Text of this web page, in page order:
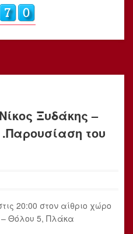
Ξυδάκης –
του
20:00 στον αίθριο χώρο
– Θόλου 5, Πλάκα